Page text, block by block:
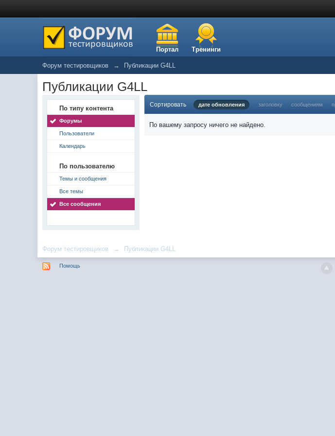
Портал Тренинги
Форум тестировщиков → Публикации G4LL
Публикации G4LL
По типу контента
Форумы
Пользователи
Календарь
По пользователю
Темы и сообщения
Все темы
Все сообщения
Сортировать дате обновления заголовку сообщениям
По вашему запросу ничего не найдено.
Форум тестировщиков → Публикации G4LL
Помощь